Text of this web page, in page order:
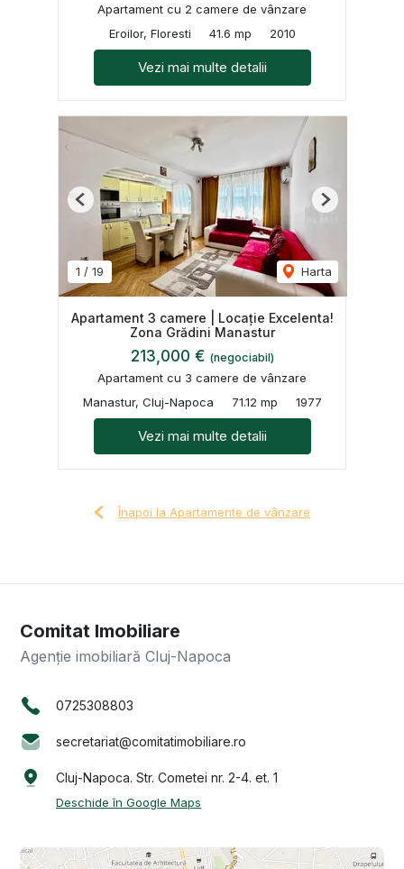
Apartament cu 2 camere de vânzare
Eroilor, Floresti
41.6 mp 2010
Vezi mai multe detalii
1 / 19 Harta
Previous Next
Apartament 3 camere | Locație Excelenta!
Zona Grădini Manastur
213,000 € (negociabil)
Apartament cu 3 camere de vânzare
Manastur, Cluj-Napoca
71.12 mp 1977
Vezi mai multe detalii
Înapoi la Apartamente de vânzare
Comitat Imobiliare
Agenție imobiliară Cluj-Napoca
0725308803
secretariat@comitatimobiliare.ro
Cluj-Napoca. Str. Cometei nr. 2-4. et. 1
Deschide în Google Maps